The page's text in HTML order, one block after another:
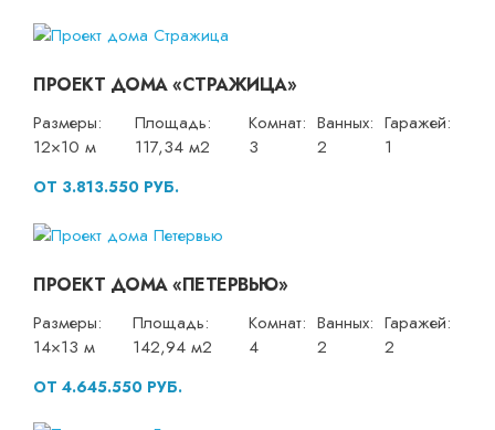
ПРОЕКТ ДОМА «СТРАЖИЦА»
Размеры:
12×10 м
Площадь:
117,34 м2
Комнат:
3
Ванных:
2
Гаражей:
1
ОТ 3.813.550 РУБ.
ПРОЕКТ ДОМА «ПЕТЕРВЬЮ»
Размеры:
14×13 м
Площадь:
142,94 м2
Комнат:
4
Ванных:
2
Гаражей:
2
ОТ 4.645.550 РУБ.